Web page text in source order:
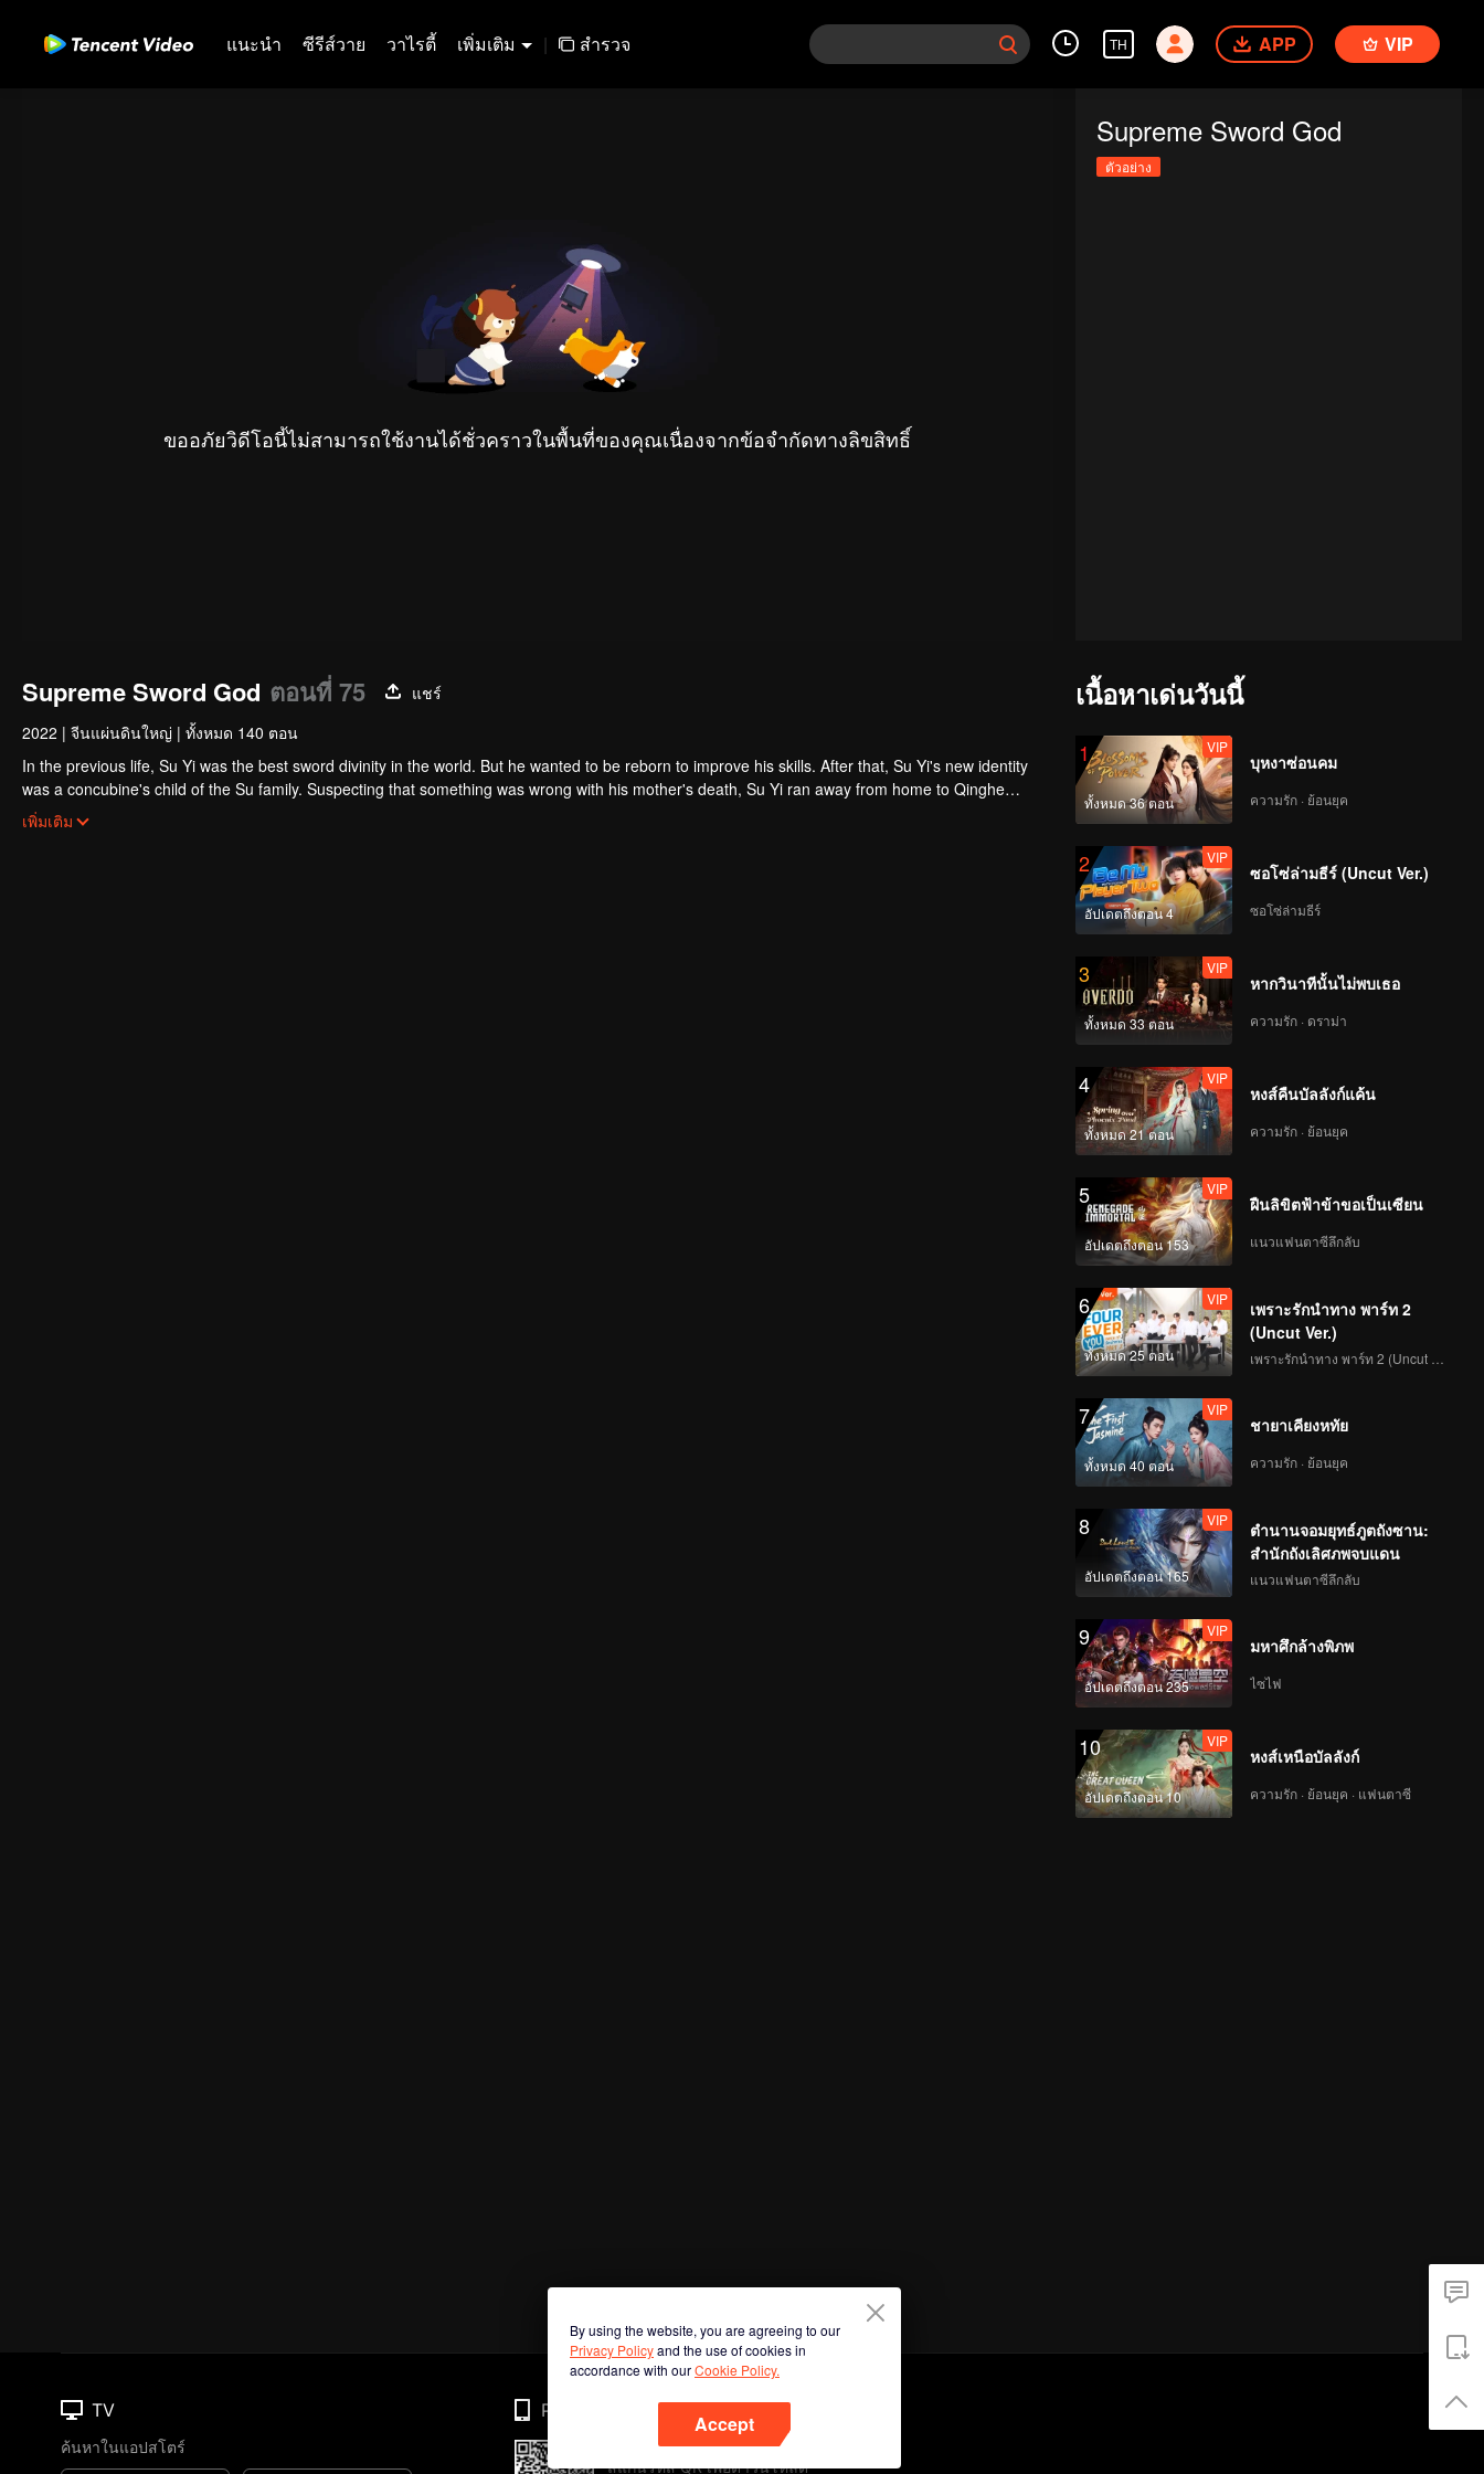
แนะนำ ซีรีส์วาย วาไรตี้ เพิ่มเติม | สำรวจ TH APP VIP
ขออภัยวิดีโอนี้ไม่สามารถใช้งานได้ชั่วคราวในพื้นที่ของคุณเนื่องจากข้อจำกัดทางลิขสิทธิ์
Supreme Sword God
ตัวอย่าง
Supreme Sword God ตอนที่ 75
แชร์
2022 | จีนแผ่นดินใหญ่ | ทั้งหมด 140 ตอน
In the previous life, Su Yi was the best sword divinity in the world. But he wanted to be reborn to improve his skills. After that, Su Yi's new identity
was a concubine's child of the Su family. Suspecting that something was wrong with his mother's death, Su Yi ran away from home to Qinghe
Sword Mansion to practice. But suddenly, he lost his cultivation and was forced to become a live-in son-in-law. A year later, he awakened the
เพิ่มเติม
เนื้อหาเด่นวันนี้
1
ทั้งหมด 36 ตอน
VIP
บุหงาซ่อนคม
ความรัก · ย้อนยุค
2
อัปเดตถึงตอน 4
VIP
ซอโซ่ล่ามธีร์ (Uncut Ver.)
ซอโซ่ล่ามธีร์
3
ทั้งหมด 33 ตอน
VIP
หากวินาทีนั้นไม่พบเธอ
ความรัก · ดราม่า
4
ทั้งหมด 21 ตอน
VIP
หงส์คืนบัลลังก์แค้น
ความรัก · ย้อนยุค
5
อัปเดตถึงตอน 153
VIP
ฝืนลิขิตฟ้าข้าขอเป็นเซียน
แนวแฟนตาซีลึกลับ
6
ทั้งหมด 25 ตอน
VIP
เพราะรักนำทาง พาร์ท 2
(Uncut Ver.)
7
ทั้งหมด 40 ตอน
VIP
ชายาเคียงหทัย
ความรัก · ย้อนยุค
8
อัปเดตถึงตอน 165
VIP
ตำนานจอมยุทธ์ภูตถังซาน:
สำนักถังเลิศภพจบแดน
แนวแฟนตาซีลึกลับ
9
อัปเดตถึงตอน 235
VIP
มหาศึกล้างพิภพ
ไซไฟ
10
อัปเดตถึงตอน 10
VIP
หงส์เหนือบัลลังก์
ความรัก · ย้อนยุค · แฟนตาซี
By using the website, you are agreeing to our
Privacy Policyand the use of cookies in
accordance with ourCookie Policy.
Accept
TV
ค้นหาในแอปสโตร์
Phone
สแกนรหัส QR เพื่อดาวน์โหลด